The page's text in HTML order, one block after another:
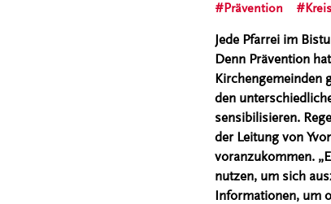
Prävention
Jede Pfarrei im
Denn Prävention
Kirchengemeinden
den
sensibilisieren.
der Leitung von
voranzukommen.
nutzen, um sich
Informationen, um